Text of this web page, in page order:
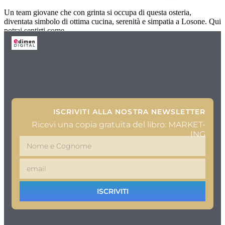
Un team giovane che con grinta si occupa di questa osteria,
diventata simbolo di ottima cucina, serenità e simpatia a Losone. Qui
potrai sentirti come
ISCRIVITI ALLA NOSTRA NEWSLETTER
Ricevi una copia gratuita del libro: MARKET-
ING
ISCRIVITI